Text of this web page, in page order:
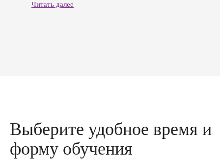
преподавателей, за комфортные условия
Читать далее
Выберите удобное время и
форму обучения